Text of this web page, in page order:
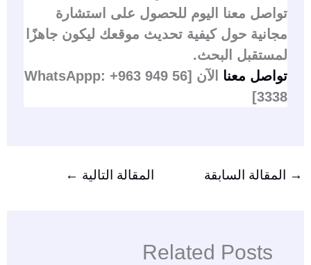
تواصل معنا اليوم للحصول على استشارة
مجانية حول كيفية تحديث موقعك ليكون جاهزًا
لمستقبل البحث.
تواصل معنا
الآن [WhatsAppp: +963 949 56
3338]
→ المقالة السابقة المقالة التالية ←
Related Posts